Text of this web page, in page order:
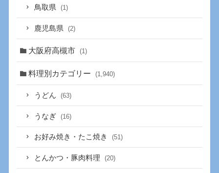
鳥取県 (1)
鹿児島県 (2)
大阪府高槻市 (1)
料理別カテゴリー (1,940)
うどん (63)
うなぎ (16)
お好み焼き・たこ焼き (51)
とんかつ・豚肉料理 (20)